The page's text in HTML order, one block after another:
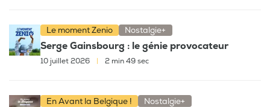
Le moment Zenio Nostalgie+
Serge Gainsbourg : le génie provocateur
10 juillet 2026 2 min 49 sec
En Avant la Belgique ! Nostalgie+